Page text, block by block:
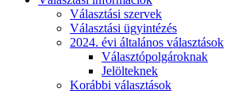
Választási szervek
Választási ügyintézés
2024. évi általános választások
Választópolgároknak
Jelölteknek
Korábbi választások